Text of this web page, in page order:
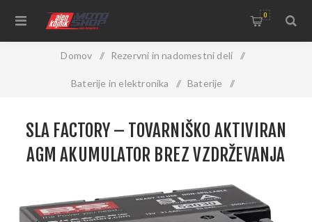
0
Domov / Rezervni in nadomestni deli /
Baterije in elektronika / Baterije /
vzdrževanja
SLA FACTORY – TOVARNIŠKO AKTIVIRAN
AGM AKUMULATOR BREZ VZDRŽEVANJA